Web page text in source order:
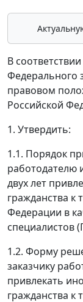
В
Федерального
правовом
Российской
1. Утвердить:
1.1. Порядок
работодателю
двух лет
гражданства к
Федерации в
специалистов
1.2. Форму
заказчику
привлекать
гражданства к